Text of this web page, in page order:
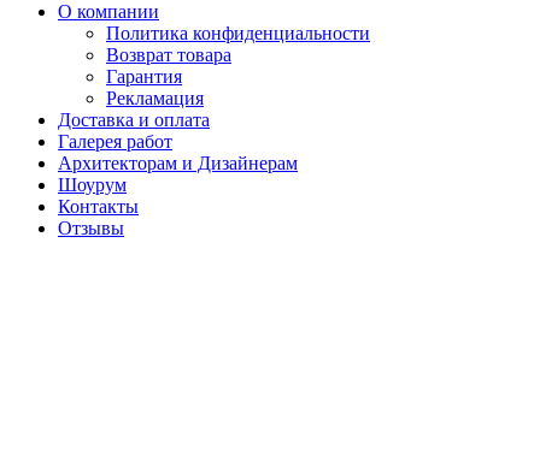
О компании
Политика конфиденциальности
Возврат товара
Гарантия
Рекламация
Доставка и оплата
Галерея работ
Архитекторам и Дизайнерам
Шоурум
Контакты
Отзывы